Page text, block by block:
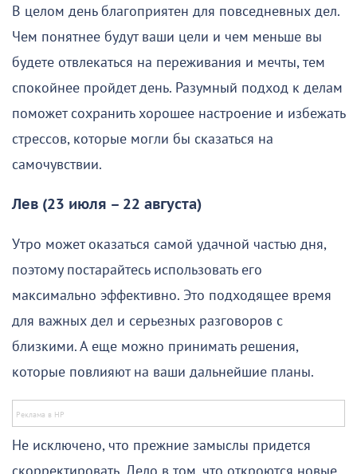
В целом день благоприятен для повседневных дел.
Чем понятнее будут ваши цели и чем меньше вы
будете отвлекаться на переживания и мечты, тем
спокойнее пройдет день. Разумный подход к делам
поможет сохранить хорошее настроение и избежать
стрессов, которые могли бы сказаться на
самочувствии.
Лев (23 июля – 22 августа)
Утро может оказаться самой удачной частью дня,
поэтому постарайтесь использовать его
максимально эффективно. Это подходящее время
для важных дел и серьезных разговоров с
близкими. А еще можно принимать решения,
которые повлияют на ваши дальнейшие планы.
Не исключено, что прежние замыслы придется